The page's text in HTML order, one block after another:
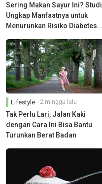
Sering Makan Sayur Ini? Studi
Ungkap Manfaatnya untuk
Menurunkan Risiko Diabetes
Lifestyle 2 minggu lalu
Tak Perlu Lari, Jalan Kaki
dengan Cara Ini Bisa Bantu
Turunkan Berat Badan